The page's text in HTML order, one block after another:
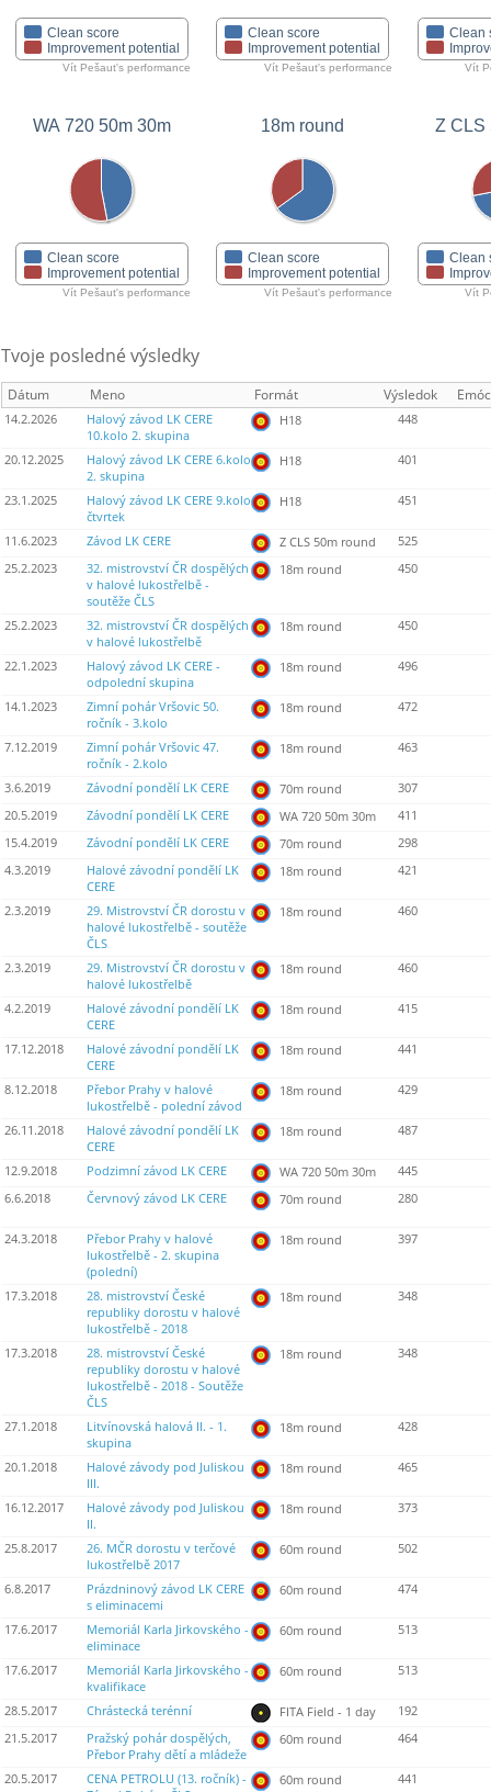
Clean score
Improvement potential
Vít Pešaut's performance
Clean score
Improvement potential
Vít Pešaut's performance
Clean
Vít
WA 720 50m 30m
Clean score
Improvement potential
Vít Pešaut's performance
18m round
Clean score
Improvement potential
Vít Pešaut's performance
Z CLS
Clean
Vít
Tvoje posledné výsledky
Dátum Meno Formát Výsledok
14.2.2026
Halový závod LK CERE
10.kolo 2. skupina
H18 448
20.12.2025
Halový závod LK CERE 6.kolo
2. skupina
H18 401
23.1.2025
Halový závod LK CERE 9.kolo
čtvrtek
H18 451
11.6.2023 Závod LK CERE Z CLS 50m round
525
25.2.2023
32. mistrovství ČR dospělých
v halové lukostřelbě -
soutěže ČLS
18m round 450
25.2.2023
32. mistrovství ČR dospělých
v halové lukostřelbě
18m round 450
22.1.2023
Halový závod LK CERE -
odpolední skupina
18m round 496
14.1.2023
Zimní pohár Vršovic 50.
ročník - 3.kolo
18m round 472
7.12.2019
Zimní pohár Vršovic 47.
ročník - 2.kolo
18m round 463
3.6.2019 Závodní pondělí LK CERE 70m round
307
20.5.2019
Závodní pondělí LK CERE WA 720 50m 30m
411
15.4.2019
Závodní pondělí LK CERE 70m round
298
4.3.2019
Halové závodní pondělí LK
CERE
18m round 421
2.3.2019
29. Mistrovství ČR dorostu v
halové lukostřelbě - soutěže
ČLS
18m round 460
2.3.2019
29. Mistrovství ČR dorostu v
halové lukostřelbě
18m round 460
4.2.2019
Halové závodní pondělí LK
CERE
18m round 415
17.12.2018
Halové závodní pondělí LK
CERE
18m round 441
8.12.2018
Přebor Prahy v halové
lukostřelbě - polední závod
18m round 429
26.11.2018
Halové závodní pondělí LK
CERE
18m round 487
12.9.2018 Podzimní závod LK CERE WA 720 50m 30m
445
6.6.2018
Červnový závod LK CERE 70m round 280
24.3.2018
Přebor Prahy v halové
lukostřelbě - 2. skupina
(polední)
18m round 397
17.3.2018
28. mistrovství České
republiky dorostu v halové
lukostřelbě - 2018
18m round 348
17.3.2018
28. mistrovství České
republiky dorostu v halové
lukostřelbě - 2018 - Soutěže
ČLS
18m round 348
27.1.2018
Litvínovská halová II. - 1.
skupina
18m round 428
20.1.2018
Halové závody pod Juliskou
III.
18m round 465
16.12.2017
Halové závody pod Juliskou
II.
18m round 373
25.8.2017
26. MČR dorostu v terčové
lukostřelbě 2017
60m round 502
6.8.2017
Prázdninový závod LK CERE
s eliminacemi
60m round 474
17.6.2017
Memoriál Karla Jirkovského -
eliminace
60m round 513
17.6.2017
Memoriál Karla Jirkovského -
kvalifikace
60m round 513
28.5.2017 Chrástecká terénní FITA Field - 1 day
192
21.5.2017
Pražský pohár dospělých,
Přebor Prahy dětí a mládeže
60m round 464
20.5.2017
CENA PETROLU (13. ročník) -
60m round 441